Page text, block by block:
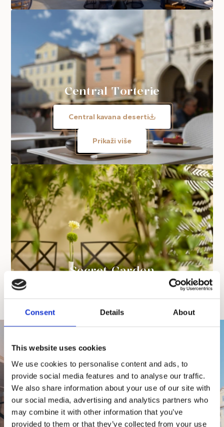
Consent Details About
This website uses cookies
We use cookies to personalise content and ads, to
provide social media features and to analyse our traffic.
We also share information about your use of our site with
our social media, advertising and analytics partners who
may combine it with other information that you’ve
provided to them or that they’ve collected from your use
Central Torterie
Central kavana deserti
Prikaži više
Secret Garden